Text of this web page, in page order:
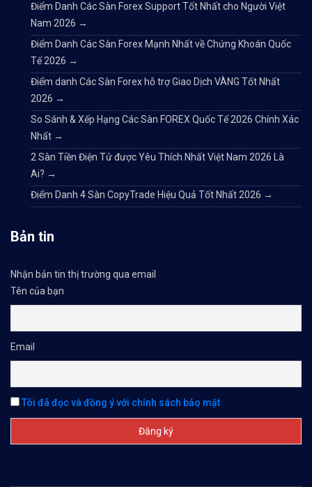
Điểm Danh Các Sàn Forex Support Tốt Nhất cho Người Việt
Nam 2026 →
Điểm Danh Các Sàn Forex Mạnh Nhất về Chứng Khoán Quốc
Tế 2026 →
Điểm danh Các Sàn Forex hỗ trợ Giao Dịch VÀNG Tốt Nhất
2026 →
So Sánh & Xếp Hạng Các Sàn FOREX Quốc Tế 2026 Chính Xác
Nhất →
2 Sàn Tiền Điện Tử được Yêu Thích Nhất Việt Nam 2026 Là
Ai? →
Điểm Danh 4 Sàn CopyTrade Hiệu Quả Tốt Nhất 2026 →
Bản tin
Nhận bản tin thị trường qua email
Tên của bạn
Email
Tôi đã đọc và đồng ý với chính sách bảo mật